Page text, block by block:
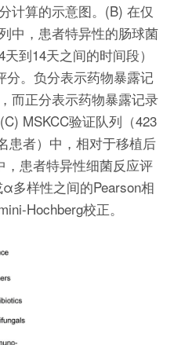
计算的示意图。(B) 在仅
中，患者特异性的肠球菌
到14天之间的时间段）
分。负分表示药物暴露记
而正分表示药物暴露记录
MSKCC验证队列（423
患者）中，相对于移植后
，患者特异性细菌反应评
多样性之间的Pearson相
Hochberg校正。